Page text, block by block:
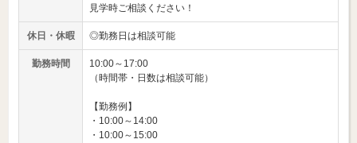
見学時ご相談ください！
休日・休暇 ◎勤務日は相談可能
勤務時間
10:00～17:00
（時間帯・日数は相談可能）
【勤務例】
・10:00～14:00
・10:00～15:00